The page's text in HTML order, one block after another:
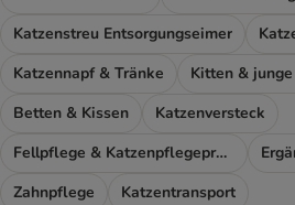
Katzenstreu Entsorgungseimer
Katzennapf & Tränke
Kitten &
Betten & Kissen
Katzenversteck
Fellpflege & Katzenpflegeprodukte
Zahnpflege
Katzentransport